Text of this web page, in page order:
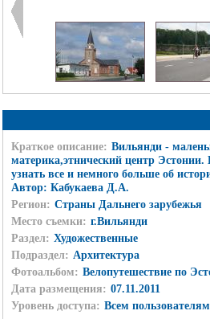
Краткое описание: Вильянди -
материка,этнический центр
узнать все и немного больше об
Автор: Кабукаева Д.А.
Регион: Страны Дальнего зарубежья
Место съемки: г.Вильянди
Раздел: Художественные
Подраздел: Архитектура
Фотоальбом: Велопутешествие по
Дата размещения: 07.11.2011
Уровень доступа: Всем пользователям